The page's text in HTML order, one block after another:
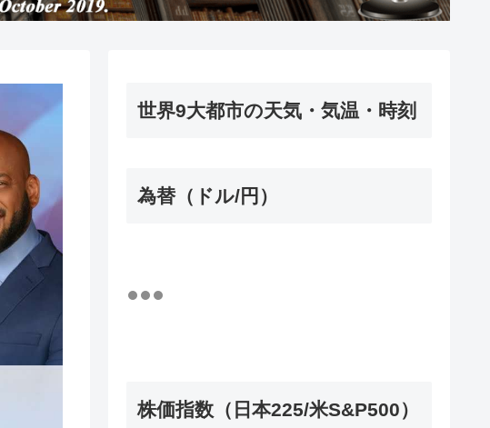
世界9大都市の天気・気温・時刻
為替（ドル/円）
株価指数（日本225/米S&P500）